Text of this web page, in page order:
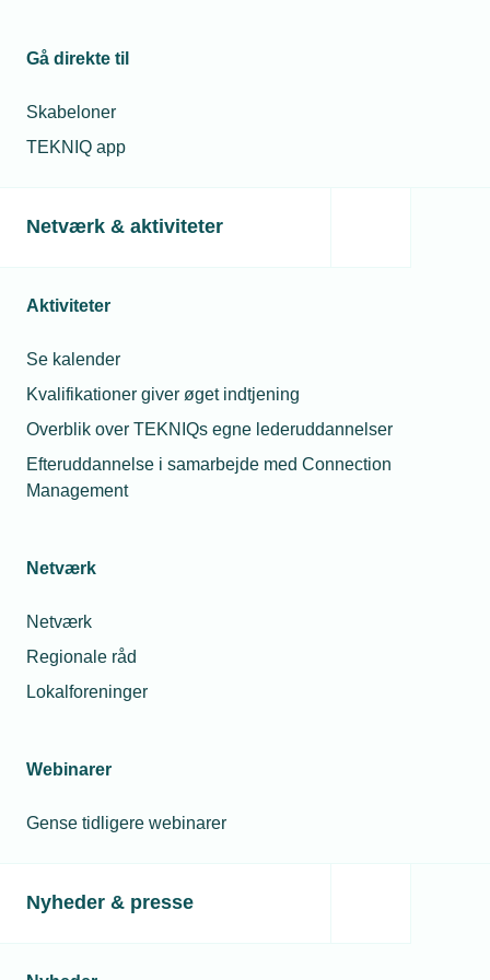
Gå direkte til
Skabeloner
TEKNIQ app
Netværk & aktiviteter
Aktiviteter
Se kalender
Kvalifikationer giver øget indtjening
Overblik over TEKNIQs egne lederuddannelser
Efteruddannelse i samarbejde med Connection
Management
Netværk
Netværk
Regionale råd
Lokalforeninger
Webinarer
Gense tidligere webinarer
Nyheder & presse
11. jan. 2024
forsvarsminister
23. maj 2024
Industrinetværket
nærmer sig 100
medlemmer
Tlf. 77 42 42 69
11. januar 2024